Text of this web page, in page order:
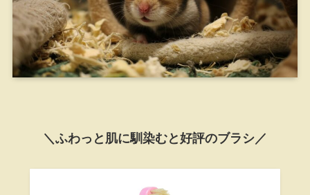
＼ふわっと肌に馴染むと好評のブラシ／